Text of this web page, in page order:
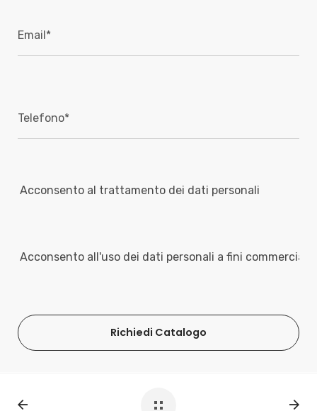
Acconsento al trattamento dei dati personali
Acconsento all'uso dei dati personali a fini commerciali
Richiedi Catalogo